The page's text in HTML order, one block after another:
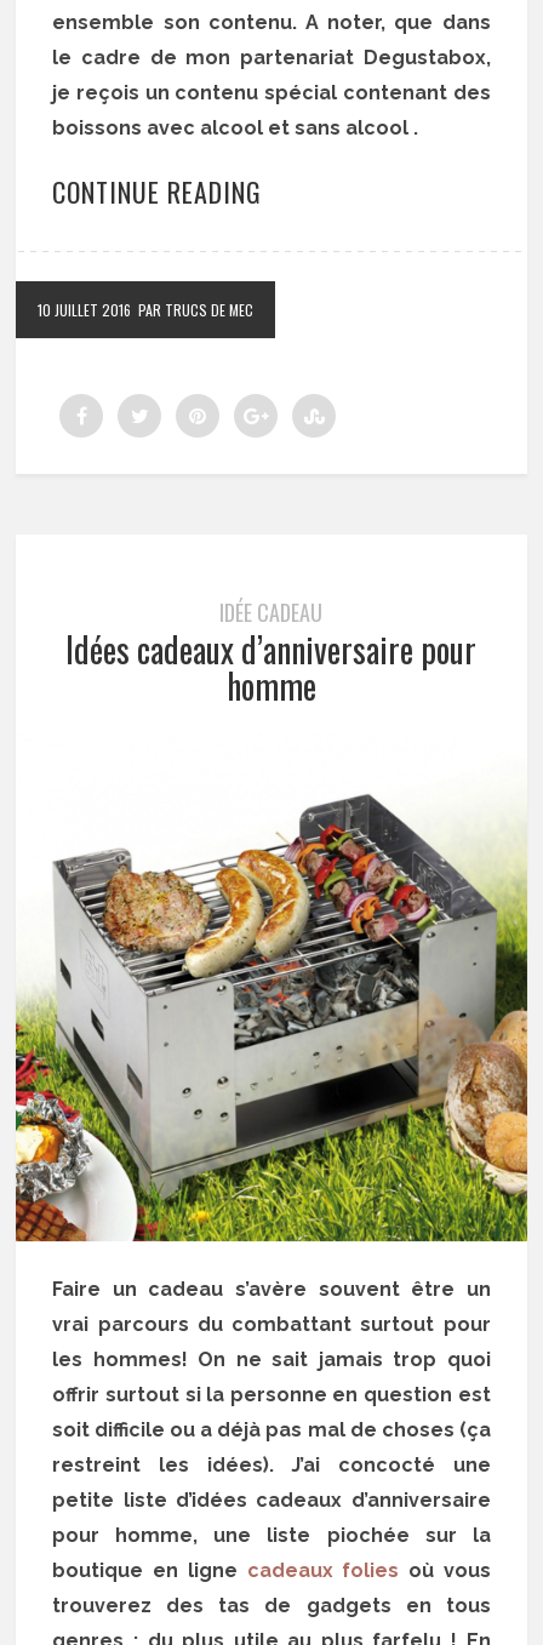
ensemble son contenu. A noter, que dans
le cadre de mon partenariat Degustabox,
je reçois un contenu spécial contenant des
boissons avec alcool et sans alcool .
CONTINUE READING
10 JUILLET 2016 PAR TRUCS DE MEC
IDÉE CADEAU
Idées cadeaux d’anniversaire pour
homme
Faire un cadeau s’avère souvent être un
vrai parcours du combattant surtout pour
les hommes! On ne sait jamais trop quoi
offrir surtout si la personne en question est
soit difficile ou a déjà pas mal de choses (ça
restreint les idées). J’ai concocté une
petite liste d’idées cadeaux d’anniversaire
pour homme, une liste piochée sur la
boutique en ligne cadeaux folies où vous
trouverez des tas de gadgets en tous